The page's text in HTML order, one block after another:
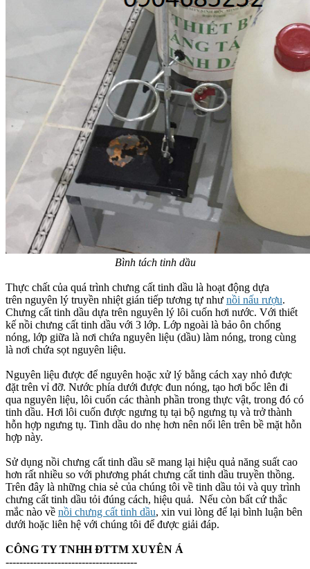
Bình tách tinh dầu
Thực chất của quá trình chưng cất tinh dầu là hoạt động dựa
trên nguyên lý truyền nhiệt gián tiếp tương tự như nồi nấu rượu.
Chưng cất tinh dầu dựa trên nguyên lý lôi cuốn hơi nước. Với thiết
kế nồi chưng cất tinh dầu với 3 lớp. Lớp ngoài là bảo ôn chống
nóng, lớp giữa là nơi chứa nguyên liệu (dầu) làm nóng, trong cùng
là nơi chứa sọt nguyên liệu.
Nguyên liệu được để nguyên hoặc xử lý bằng cách xay nhỏ được
đặt trên vỉ đỡ. Nước phía dưới được đun nóng, tạo hơi bốc lên đi
qua nguyên liệu, lôi cuốn các thành phần trong thực vật, trong đó có
tinh dầu. Hơi lôi cuốn được ngưng tụ tại bộ ngưng tụ và trở thành
hỗn hợp ngưng tụ. Tinh dầu do nhẹ hơn nên nổi lên trên bề mặt hỗn
hợp này.
Sử dụng nồi chưng cất tinh dầu sẽ mang lại hiệu quả năng suất cao
hơn rất nhiều so với phương phát chưng cất tinh dầu truyền thồng.
Trên đây là những chia sẻ của chúng tôi về tinh dầu tỏi và quy trình
chưng cất tinh dầu tỏi đúng cách, hiệu quả. Nếu còn bất cứ thắc
mắc nào về nồi chưng cất tinh dầu, xin vui lòng để lại bình luận bên
dưới hoặc liên hệ với chúng tôi để được giải đáp.
CÔNG TY TNHH ĐTTM XUYÊN Á
--------------------------------------